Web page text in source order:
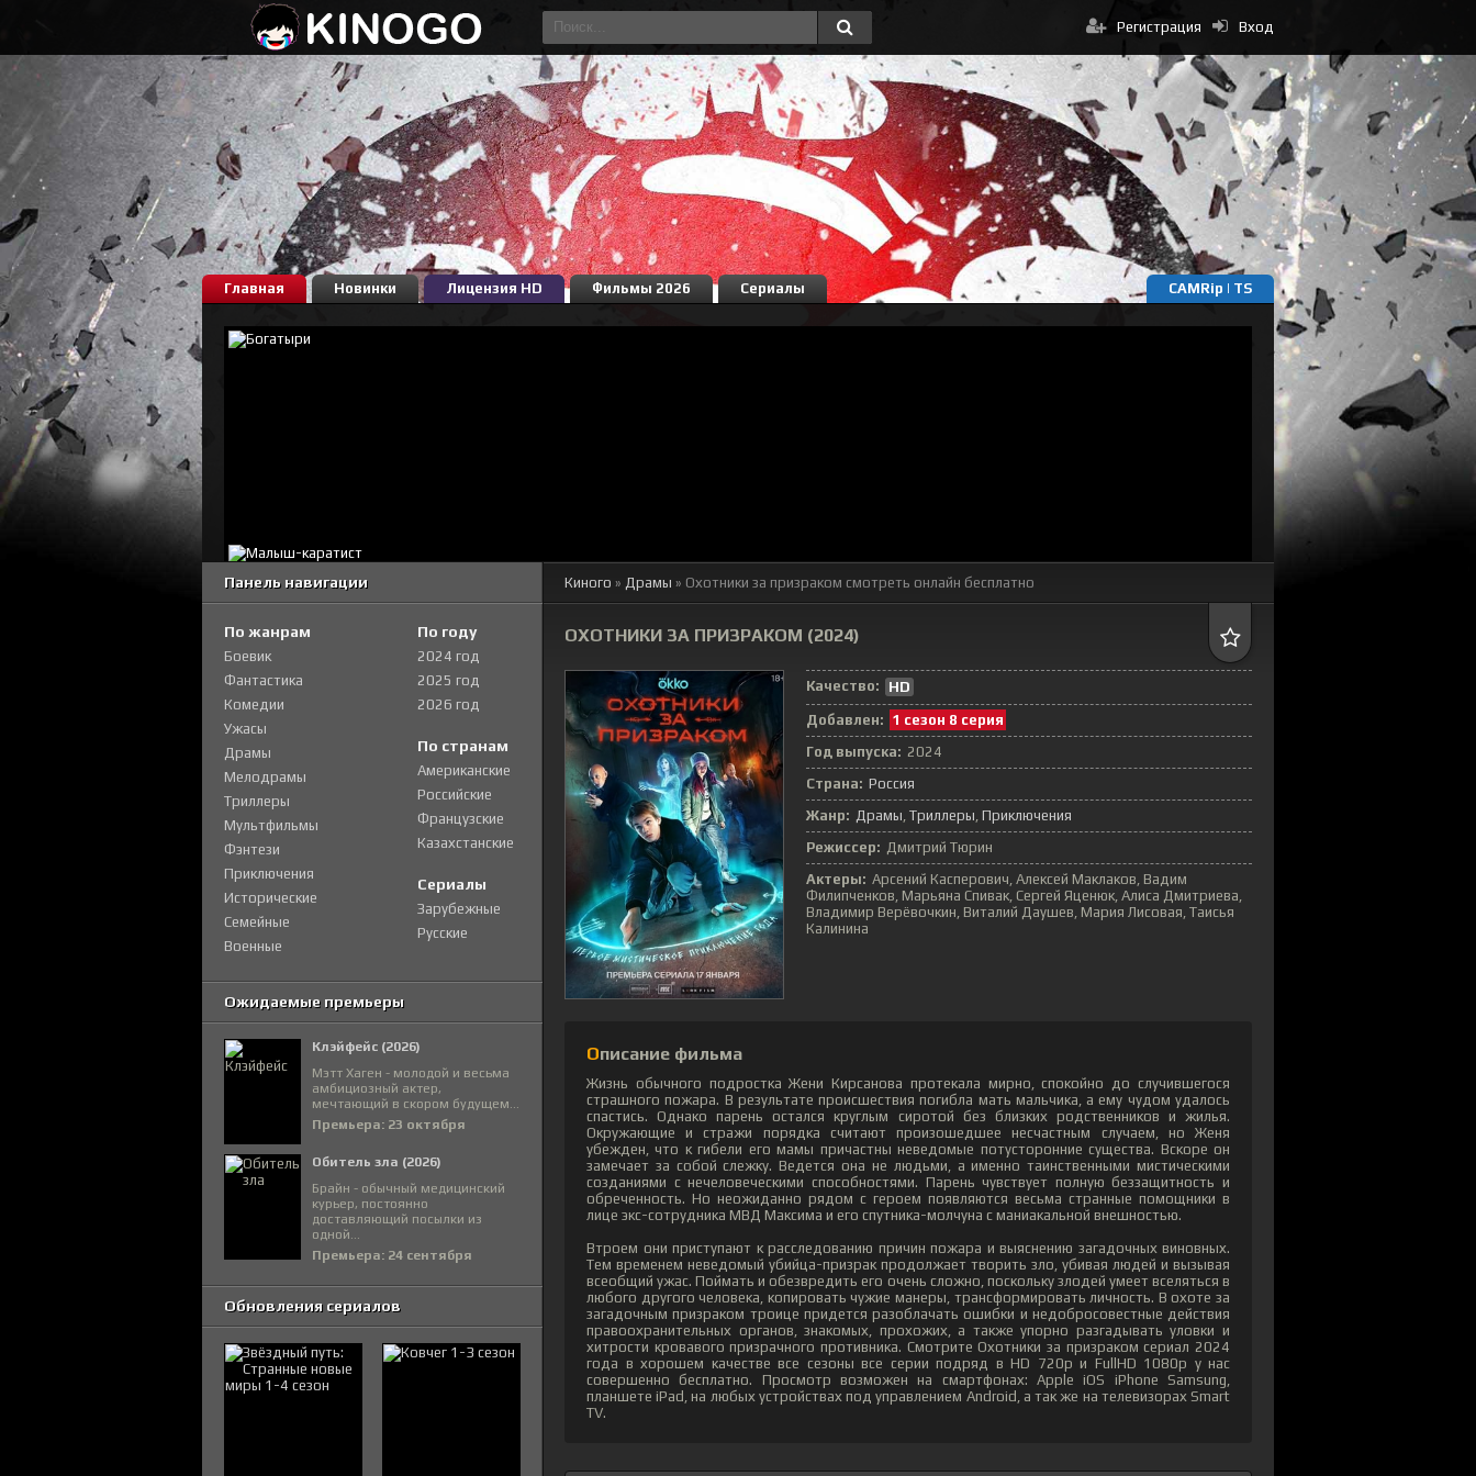
Вход
Регистрация
Главная Новинки Лицензия HD Фильмы 2026 Сериалы CAMRip | TS
Киного » Драмы » Охотники за призраком смотреть онлайн бесплатно
ОХОТНИКИ ЗА ПРИЗРАКОМ (2024)
Качество:
HD
Добавлен: 1 сезон 8 серия
Год выпуска: 2024
Страна: Россия
Жанр: Драмы Триллеры Приключения
Режиссер: Дмитрий Тюрин
Актеры: Арсений Касперович, Алексей Маклаков, Вадим
Филипченков, Марьяна Спивак, Сергей Яценюк, Алиса Дмитриева,
Владимир Верёвочкин, Виталий Даушев, Мария Лисовая, Таисья
Калинина
Описание фильма
Жизнь обычного подростка Жени Кирсанова протекала мирно, спокойно до случившегося
страшного пожара. В результате происшествия погибла мать мальчика, а ему чудом удалось
спастись. Однако парень остался круглым сиротой без близких родственников и жилья.
Окружающие и стражи порядка считают произошедшее несчастным случаем, но Женя
убежден, что к гибели его мамы причастны неведомые потусторонние существа. Вскоре он
замечает за собой слежку. Ведется она не людьми, а именно таинственными мистическими
созданиями с нечеловеческими способностями. Парень чувствует полную беззащитность и
обреченность. Но неожиданно рядом с героем появляются весьма странные помощники в
лице экс-сотрудника МВД Максима и его спутника-молчуна с маниакальной внешностью.
Втроем они приступают к расследованию причин пожара и выяснению загадочных виновных.
Тем временем неведомый убийца-призрак продолжает творить зло, убивая людей и вызывая
всеобщий ужас. Поймать и обезвредить его очень сложно, поскольку злодей умеет вселяться в
любого другого человека, копировать чужие манеры, трансформировать личность. В охоте за
загадочным призраком троице придется разоблачать ошибки и недобросовестные действия
правоохранительных органов, знакомых, прохожих, а также упорно разгадывать уловки и
хитрости кровавого призрачного противника. Смотрите Охотники за призраком сериал 2024
года в хорошем качестве все сезоны все серии подряд в HD 720p и FullHD 1080p у нас
совершенно бесплатно. Просмотр возможен на смартфонах: Apple iOS iPhone Samsung,
планшете iPad, на любых устройствах под управлением Android, а так же на телевизорах Smart
TV.
Панель навигации
По жанрам
Боевик
Фантастика
Комедии
Ужасы
Драмы
Мелодрамы
Триллеры
Мультфильмы
Фэнтези
Приключения
Исторические
Семейные
Военные
По году
2024 год
2025 год
2026 год
По странам
Американские
Российские
Французские
Казахстанские
Сериалы
Зарубежные
Русские
Ожидаемые премьеры
Клэйфейс (2026)
Мэтт Хаген - молодой и весьма
амбициозный актер,
мечтающий в скором будущем...
Премьера: 23 октября
Обитель зла (2026)
Брайн - обычный медицинский
курьер, постоянно
доставляющий посылки из
одной...
Премьера: 24 сентября
Обновления сериалов